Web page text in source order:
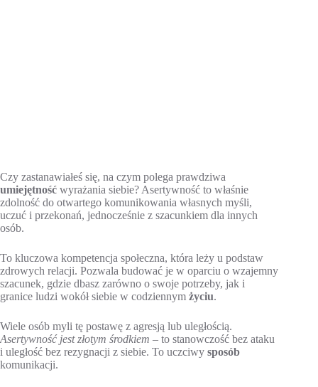
Czy zastanawiałeś się, na czym polega prawdziwa
umiejętność wyrażania siebie? Asertywność to właśnie
zdolność do otwartego komunikowania własnych myśli,
uczuć i przekonań, jednocześnie z szacunkiem dla innych
osób.
To kluczowa kompetencja społeczna, która leży u podstaw
zdrowych relacji. Pozwala budować je w oparciu o wzajemny
szacunek, gdzie dbasz zarówno o swoje potrzeby, jak i
granice ludzi wokół siebie w codziennym życiu.
Wiele osób myli tę postawę z agresją lub uległością.
Asertywność jest złotym środkiem – to stanowczość bez ataku
i uległość bez rezygnacji z siebie. To uczciwy sposób
komunikacji.